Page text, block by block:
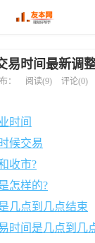
易时间最新调
： 阅读(9) 评论(0)
时间
候交易
收市?
怎样的?
几点到几点结束
时间是几点到几